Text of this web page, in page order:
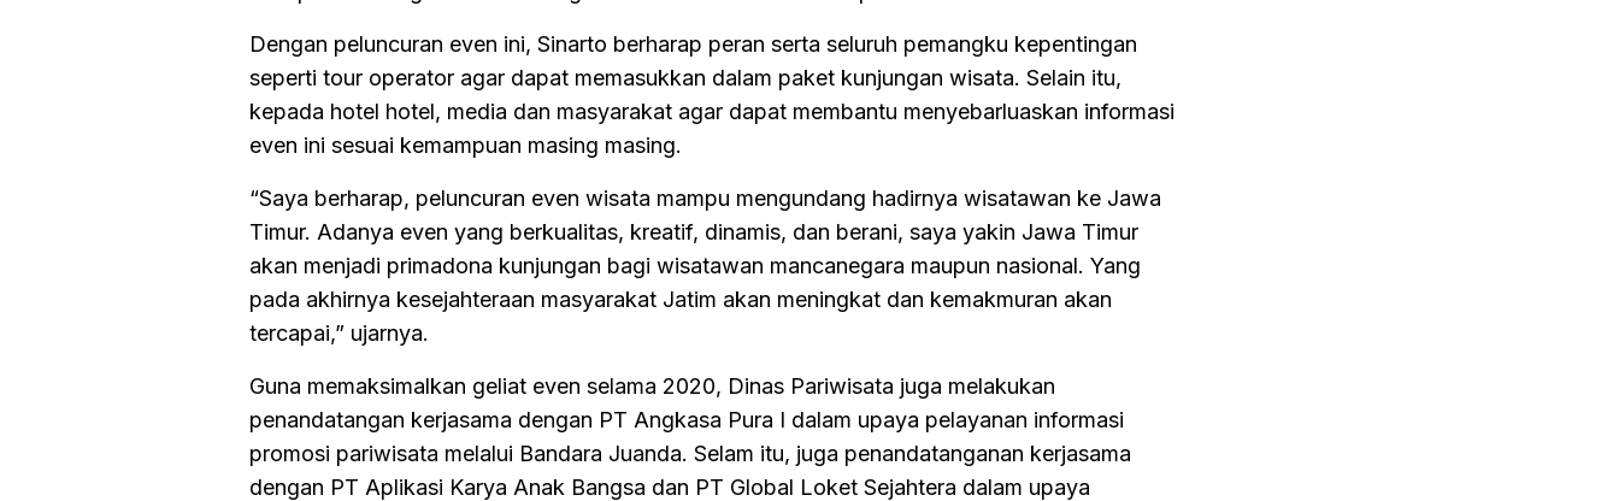
Dengan peluncuran even ini, Sinarto berharap peran serta seluruh pemangku kepentingan
seperti tour operator agar dapat memasukkan dalam paket kunjungan wisata. Selain itu,
kepada hotel hotel, media dan masyarakat agar dapat membantu menyebarluaskan informasi
even ini sesuai kemampuan masing masing.
“Saya berharap, peluncuran even wisata mampu mengundang hadirnya wisatawan ke Jawa
Timur. Adanya even yang berkualitas, kreatif, dinamis, dan berani, saya yakin Jawa Timur
akan menjadi primadona kunjungan bagi wisatawan mancanegara maupun nasional. Yang
pada akhirnya kesejahteraan masyarakat Jatim akan meningkat dan kemakmuran akan
tercapai,” ujarnya.
Guna memaksimalkan geliat even selama 2020, Dinas Pariwisata juga melakukan
penandatangan kerjasama dengan PT Angkasa Pura I dalam upaya pelayanan informasi
promosi pariwisata melalui Bandara Juanda. Selam itu, juga penandatanganan kerjasama
dengan PT Aplikasi Karya Anak Bangsa dan PT Global Loket Sejahtera dalam upaya